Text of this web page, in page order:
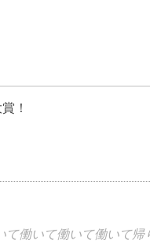
！
て働いて働いて働いて帰